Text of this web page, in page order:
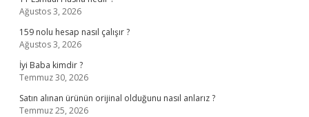
Ağustos 3, 2026
159 nolu hesap nasıl çalışır ?
Ağustos 3, 2026
İyi Baba kimdir ?
Temmuz 30, 2026
Satın alınan ürünün orijinal olduğunu nasıl anlarız ?
Temmuz 25, 2026